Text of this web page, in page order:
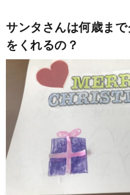
サンタさんは何歳ま
をくれるの？